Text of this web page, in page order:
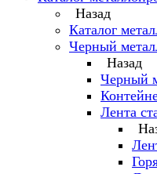
Назад
Каталог
Черный
Назад
Черный
Лента